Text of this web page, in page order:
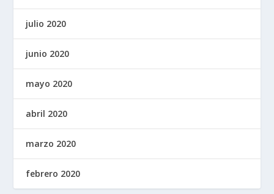
julio 2020
junio 2020
mayo 2020
abril 2020
marzo 2020
febrero 2020